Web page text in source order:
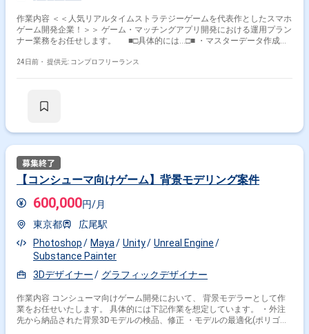
作業内容 ＜＜人気リアルタイムストラテジーゲームを代表作としたスマホ
ゲーム開発企業！＞＞ ゲーム・マッチングアプリ開発における運用プラン
ナー業務をお任せします。 ■□具体的には…□■ ・マスターデータ作成、
合対応含む） ・クリエイティブ反映 ・リリーススケジュール調整 ・クリ
分の手で作りたい方
24日前・ 提供元: コンプロフリーランス
【コンシューマ向けゲーム】背景モデリング案件
600,000円/月
東京都
広尾駅
Photoshop
Maya Unity
Unreal Engine
Substance Painter
3Dデザイナー
グラフィックデザイナー
作業内容 コンシューマ向けゲーム開発において、 背景モデラーとして作
業をお任せいたします。 具体的には下記作業を想定しています。 ・外注
先から納品された背景3Dモデルの検品、修正 ・モデルの最適化(ポリゴン